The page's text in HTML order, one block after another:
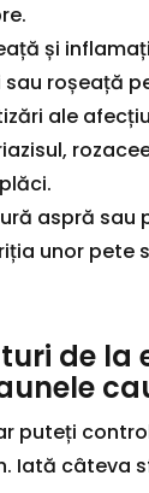
și
sau roșeață
ale
aspră sau
unor pete
de la
puteți
Iată câteva